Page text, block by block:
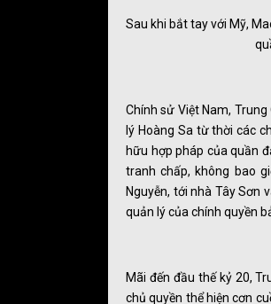
Sau khi bắt tay với Mỹ,
Chính sử Việt Nam,
lý Hoàng Sa từ thời các
hữu hợp pháp của quần
tranh chấp, không bao
Nguyễn, tới nhà Tây Sơn
quản lý của chính quyền
Mãi đến đầu thế kỷ 20,
chủ quyền thể hiện cơn